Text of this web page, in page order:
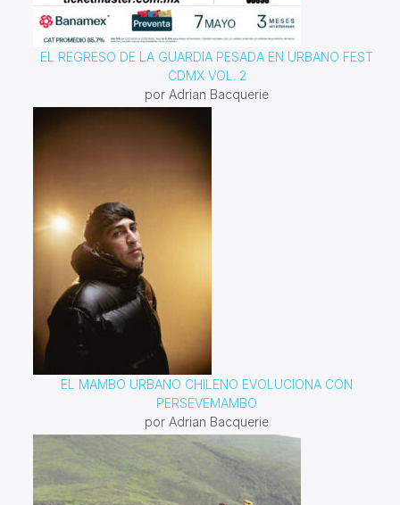
EL REGRESO DE LA GUARDIA PESADA EN URBANO FEST
CDMX VOL. 2
por Adrian Bacquerie
EL MAMBO URBANO CHILENO EVOLUCIONA CON
PERSEVEMAMBO
por Adrian Bacquerie